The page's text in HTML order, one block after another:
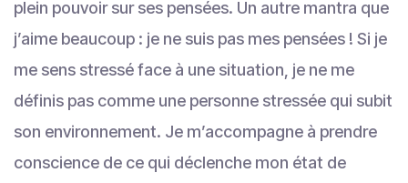
plein pouvoir sur ses pensées. Un autre mantra que
j’aime beaucoup : je ne suis pas mes pensées ! Si je
me sens stressé face à une situation, je ne me
définis pas comme une personne stressée qui subit
son environnement. Je m’accompagne à prendre
conscience de ce qui déclenche mon état de